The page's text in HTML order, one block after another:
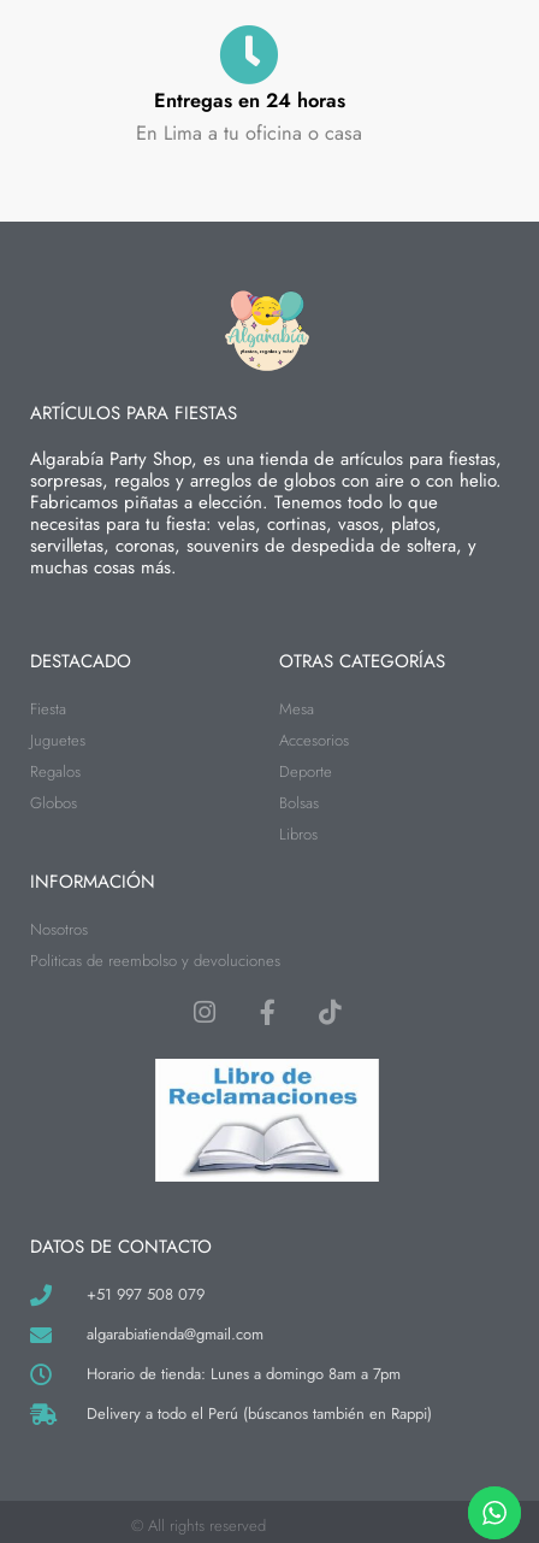
Entregas en 24 horas
En Lima a tu oficina o casa
ARTÍCULOS PARA FIESTAS
Algarabía Party Shop, es una tienda de artículos para fiestas,
sorpresas, regalos y arreglos de globos con aire o con helio.
Fabricamos piñatas a elección. Tenemos todo lo que
necesitas para tu fiesta: velas, cortinas, vasos, platos,
servilletas, coronas, souvenirs de despedida de soltera, y
muchas cosas más.
DESTACADO
Fiesta
Juguetes
Regalos
Globos
OTRAS CATEGORÍAS
Mesa
Accesorios
Deporte
Bolsas
Libros
INFORMACIÓN
Nosotros
Politicas de reembolso y devoluciones
I
s
t
a
g
r
a
F
a
c
e
b
o
o
k
T
i
k
t
o
DATOS DE CONTACTO
+51 997 508 079
algarabiatienda@gmail.com
Horario de tienda: Lunes a domingo 8am a 7pm
Delivery a todo el Perú (búscanos también en Rappi)
© All rights reserved